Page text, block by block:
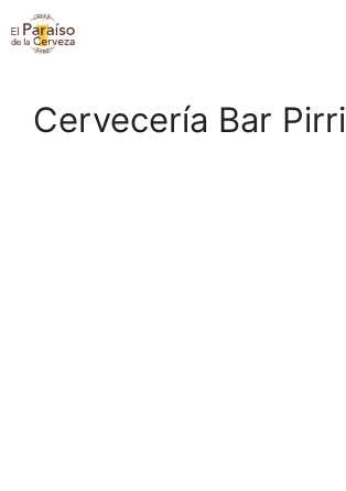
Saltar
al
Cervecería Bar Pirri